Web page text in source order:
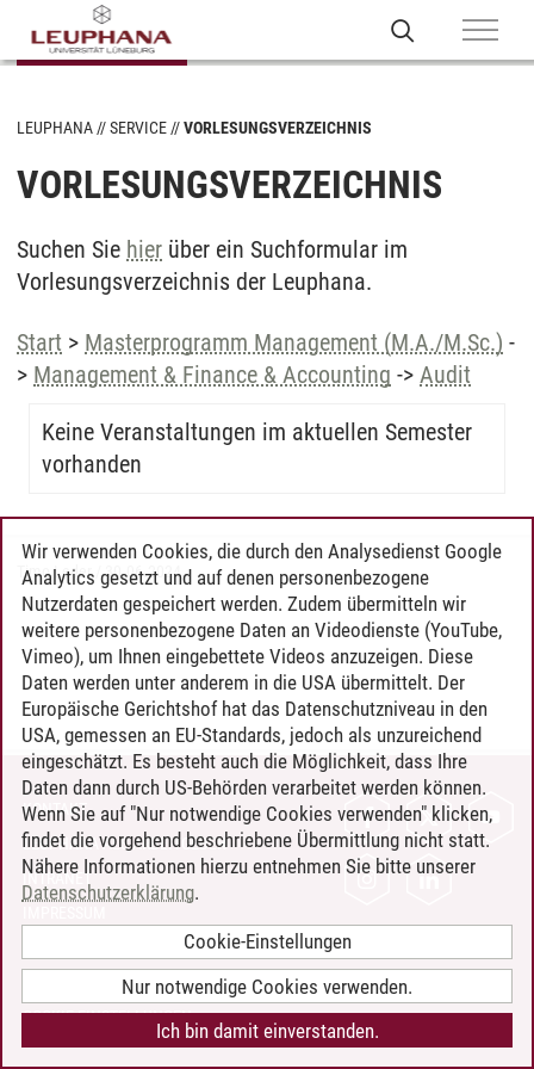
LEUPHANA SERVICE VORLESUNGSVERZEICHNIS
VORLESUNGSVERZEICHNIS
Suchen Sie hier über ein Suchformular im
Vorlesungsverzeichnis der Leuphana.
Start > Masterprogramm Management (M.A./M.Sc.) -
> Management & Finance & Accounting -> Audit
Keine Veranstaltungen im aktuellen Semester
vorhanden
Timo Leder/30.06.2024
KONTAKT
LEUPHANA ALS ARBEITGEBER
INTRANET
BARRIEREFREIHEIT
COOKIE-EINSTELLUNGEN
Wir verwenden Cookies, die durch den Analysedienst Google
Analytics gesetzt und auf denen personenbezogene
Nutzerdaten gespeichert werden. Zudem übermitteln wir
weitere personenbezogene Daten an Videodienste (YouTube,
Vimeo), um Ihnen eingebettete Videos anzuzeigen. Diese
Daten werden unter anderem in die USA übermittelt. Der
Europäische Gerichtshof hat das Datenschutzniveau in den
USA, gemessen an EU-Standards, jedoch als unzureichend
eingeschätzt. Es besteht auch die Möglichkeit, dass Ihre
Daten dann durch US-Behörden verarbeitet werden können.
Wenn Sie auf "Nur notwendige Cookies verwenden" klicken,
findet die vorgehend beschriebene Übermittlung nicht statt.
Nähere Informationen hierzu entnehmen Sie bitte unserer
Datenschutzerklärung.
Cookie-Einstellungen
Nur notwendige Cookies verwenden.
Ich bin damit einverstanden.